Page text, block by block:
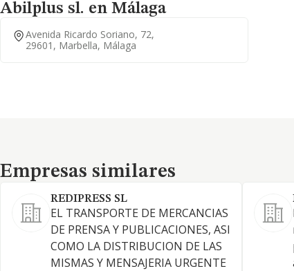
Abilplus sl. en Málaga
Avenida Ricardo Soriano, 72,
29601, Marbella, Málaga
Empresas similares
Empresas similares
REDIPRESS SL
EL TRANSPORTE DE MERCANCIAS
DE PRENSA Y PUBLICACIONES, ASI
COMO LA DISTRIBUCION DE LAS
MISMAS Y MENSAJERIA URGENTE